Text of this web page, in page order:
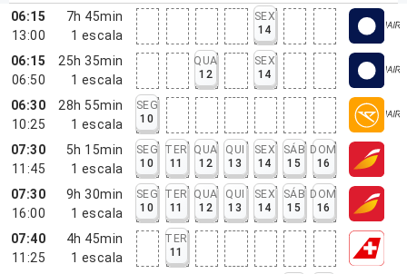
06:15
13:00
7h 45min
1 escala
SEX
14
06:15
06:50
25h 35min
1 escala
QUA
12
SEX
14
06:30
10:25
28h 55min
1 escala
SEG
10
07:30
11:45
5h 15min
1 escala
SEG
10
TER
11
QUA
12
QUI
13
SEX
14
SÁB
15
DOM
16
07:30
16:00
9h 30min
1 escala
SEG
10
TER
11
QUA
12
QUI
13
SEX
14
SÁB
15
DOM
16
07:40
11:25
4h 45min
1 escala
TER
11